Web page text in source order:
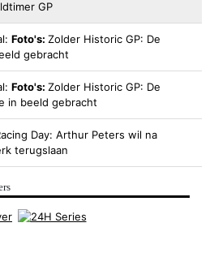
GP
Foto's: Zolder Historic GP: De
gebracht
Foto's: Zolder Historic GP: De
in beeld gebracht
Day: Arthur Peters wil na
terugslaan